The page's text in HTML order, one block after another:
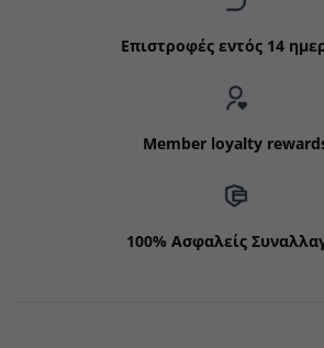
Επιστροφές εντός 14
Member loyalty
100% Ασφαλείς